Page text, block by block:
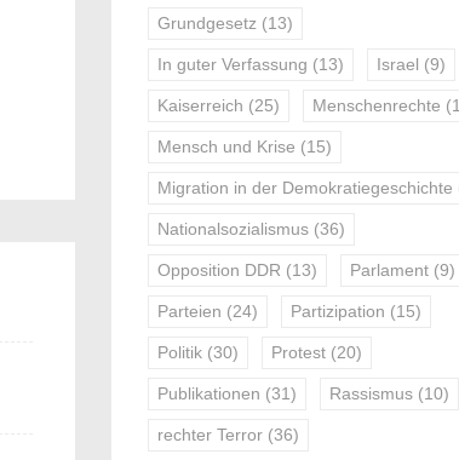
Grundgesetz (13)
In guter Verfassung (13) Israel (9)
Kaiserreich (25) Menschenrechte
Mensch und Krise (15)
Migration in der Demokratiegeschichte
Nationalsozialismus (36)
Opposition DDR (13) Parlament (9)
Parteien (24) Partizipation (15)
Politik (30) Protest (20)
Publikationen (31) Rassismus (10)
rechter Terror (36)